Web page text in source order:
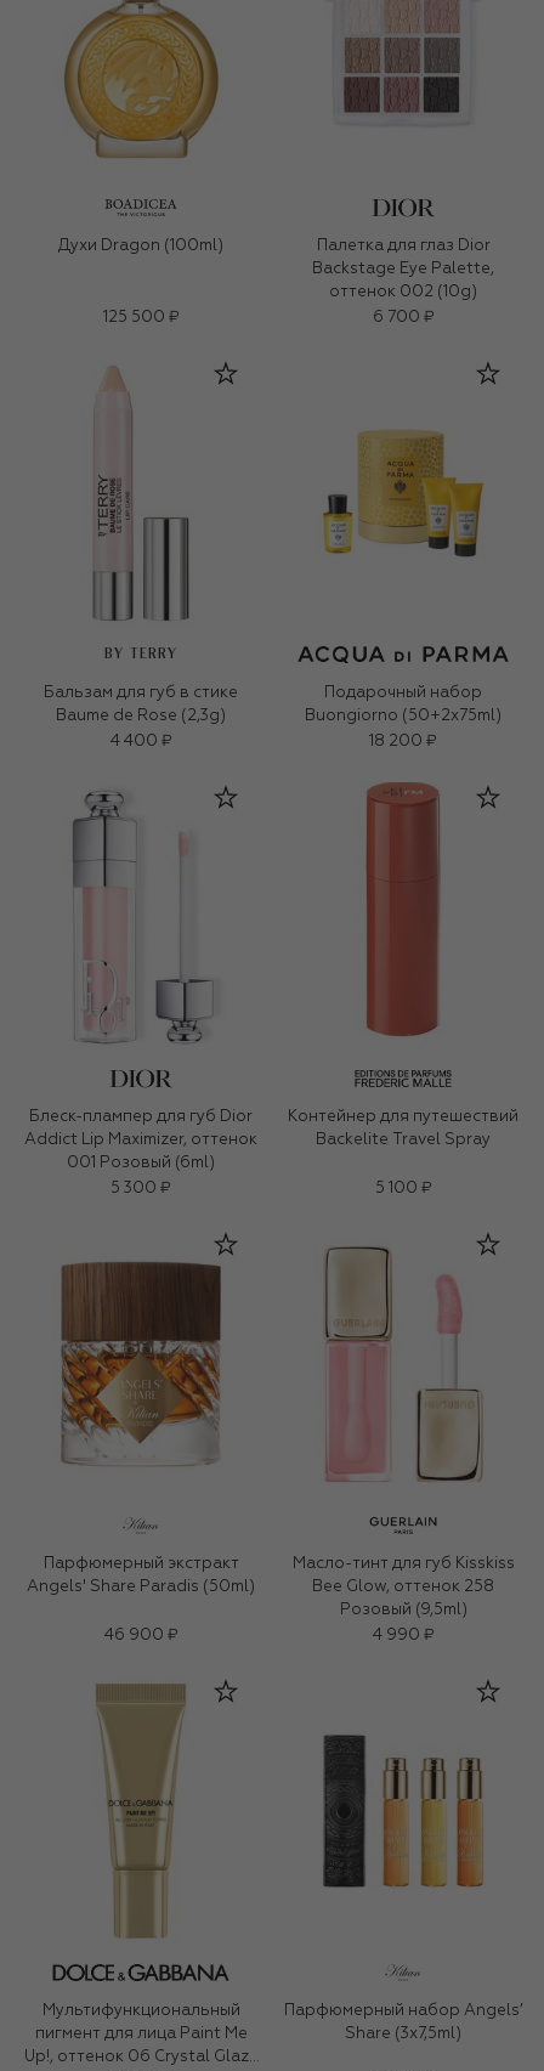
Духи Dragon (100ml)
125 500 ₽
Палетка для глаз Dior
Backstage Eye Palette,
оттенок 002 (10g)
6 700 ₽
BY TERRY
Бальзам для губ в стике
Baume de Rose (2,3g)
4 400 ₽
Подарочный набор
Buongiorno (50+2x75ml)
18 200 ₽
Блеск-плампер для губ Dior
Addict Lip Maximizer, оттенок
001 Розовый (6ml)
5 300 ₽
Контейнер для путешествий
Backelite Travel Spray
5 100 ₽
Парфюмерный экстракт
Angels' Share Paradis (50ml)
46 900 ₽
Масло-тинт для губ Kisskiss
Bee Glow, оттенок 258
Розовый (9,5ml)
4 990 ₽
Мультифункциональный
пигмент для лица Paint Me
Up!, оттенок 06 Crystal Glaze
Парфюмерный набор Angels’
Share (3x7,5ml)